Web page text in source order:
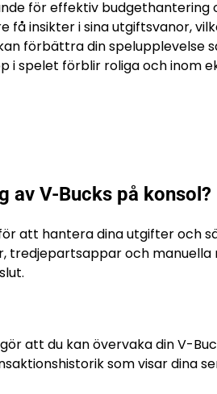
för effektiv budgethantering
insikter i sina utgiftsvanor,
förbättra din spelupplevelse
i spelet förblir roliga och inom
av V-Bucks på konsol?
att hantera dina utgifter och
tredjepartsappar och
att du kan övervaka din V-
som visar dina